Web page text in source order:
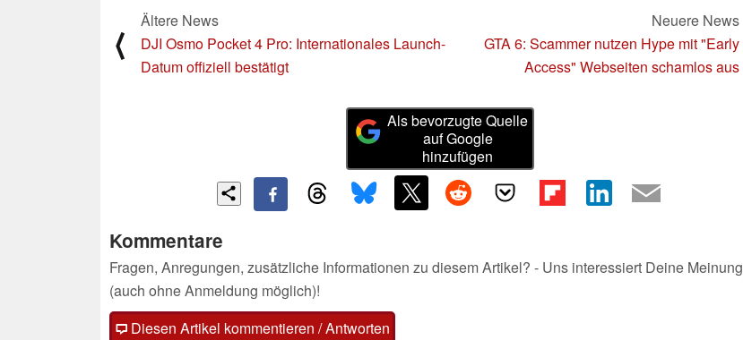
⟨
Ältere News
DJI Osmo Pocket 4 Pro: Internationales Launch-
Datum offiziell bestätigt
Neuere News
GTA 6: Scammer nutzen Hype mit "Early
Access" Webseiten schamlos aus
Als bevorzugte Quelle
auf Google
hinzufügen
Kommentare
Fragen, Anregungen, zusätzliche Informationen zu diesem Artikel? - Uns interessiert Deine Meinung
(auch ohne Anmeldung möglich)!
Diesen Artikel kommentieren / Antworten